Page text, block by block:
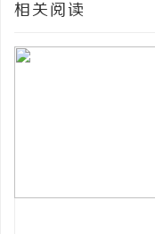
相关阅读